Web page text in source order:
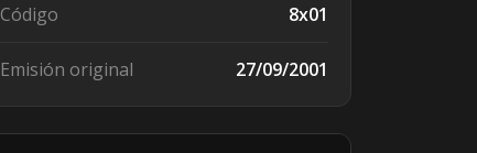
Código 8x01
Emisión original 27/09/2001